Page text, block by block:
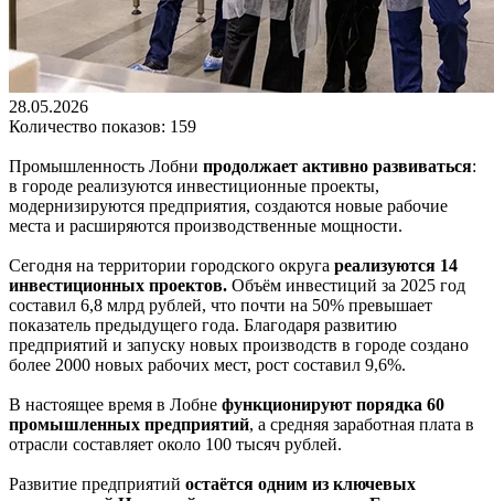
28.05.2026
Количество показов: 159
Промышленность Лобни продолжает активно развиваться:
в городе реализуются инвестиционные проекты,
модернизируются предприятия, создаются новые рабочие
места и расширяются производственные мощности.
Сегодня на территории городского округа реализуются 14
инвестиционных проектов. Объём инвестиций за 2025 год
составил 6,8 млрд рублей, что почти на 50% превышает
показатель предыдущего года. Благодаря развитию
предприятий и запуску новых производств в городе создано
более 2000 новых рабочих мест, рост составил 9,6%.
В настоящее время в Лобне функционируют порядка 60
промышленных предприятий, а средняя заработная плата в
отрасли составляет около 100 тысяч рублей.
Развитие предприятий остаётся одним из ключевых